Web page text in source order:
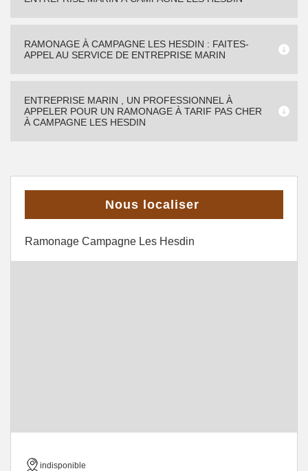
RAMONAGE À CAMPAGNE LES HESDIN : FAITES-
APPEL AU SERVICE DE ENTREPRISE MARIN
ENTREPRISE MARIN , UN PROFESSIONNEL À
APPELER POUR UN RAMONAGE À TARIF PAS CHER
À CAMPAGNE LES HESDIN
Nous localiser
Ramonage Campagne Les Hesdin
indisponible